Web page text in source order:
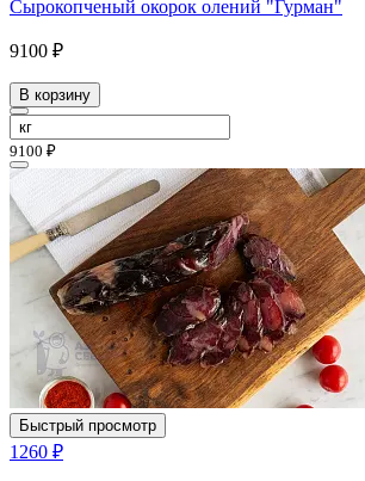
Сырокопченый окорок олений "Гурман"
9100 ₽
В корзину
9100 ₽
Быстрый просмотр
1260 ₽